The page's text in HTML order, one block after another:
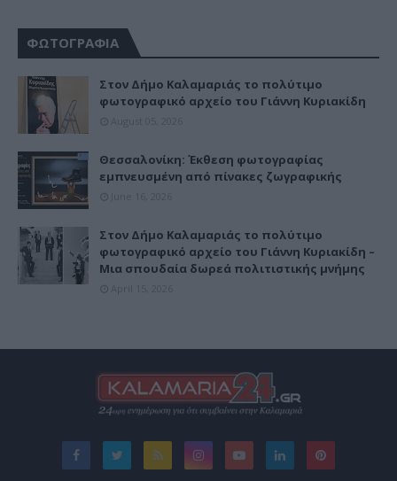
ΦΩΤΟΓΡΑΦΙΑ
Στον Δήμο Καλαμαριάς το πολύτιμο
φωτογραφικό αρχείο του Γιάννη Κυριακίδη
Θεσσαλονίκη: Έκθεση φωτογραφίας
εμπνευσμένη από πίνακες ζωγραφικής
Στον Δήμο Καλαμαριάς το πολύτιμο
φωτογραφικό αρχείο του Γιάννη Κυριακίδη –
Μια σπουδαία δωρεά πολιτιστικής μνήμης